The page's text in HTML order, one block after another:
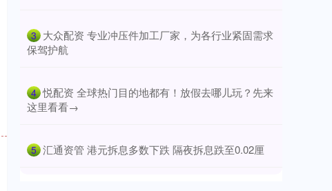
3 ​大众配资 专业冲压件加工厂家，为各行业紧固需求
保驾护航
4 ​悦配资 全球热门目的地都有！放假去哪儿玩？先来
这里看看→
5 ​汇通资管 港元拆息多数下跌 隔夜拆息跌至0.02厘